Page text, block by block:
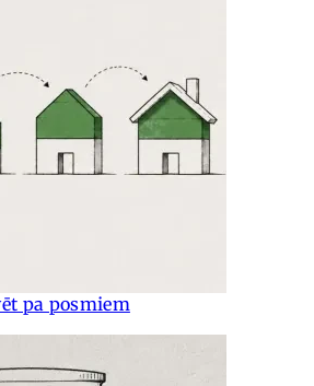
pa posmiem